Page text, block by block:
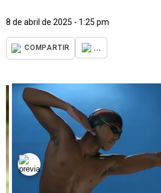
8 de abril de 2025 - 1:25 pm
COMPARTIR ...